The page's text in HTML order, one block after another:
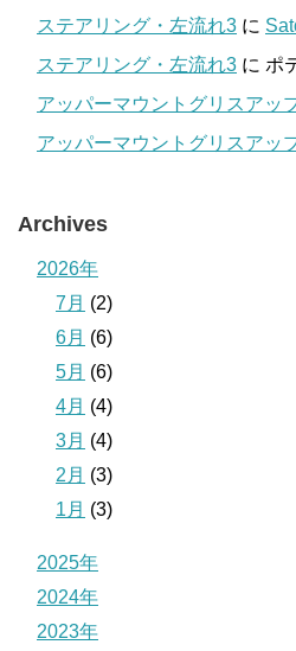
ステアリング・左流れ3 に
ステアリング・左流れ3 に ポ
アッパーマウントグリスアッ
アッパーマウントグリスアッ
Archives
2026年
7月 (2)
6月 (6)
5月 (6)
4月 (4)
3月 (4)
2月 (3)
1月 (3)
2025年
2024年
2023年